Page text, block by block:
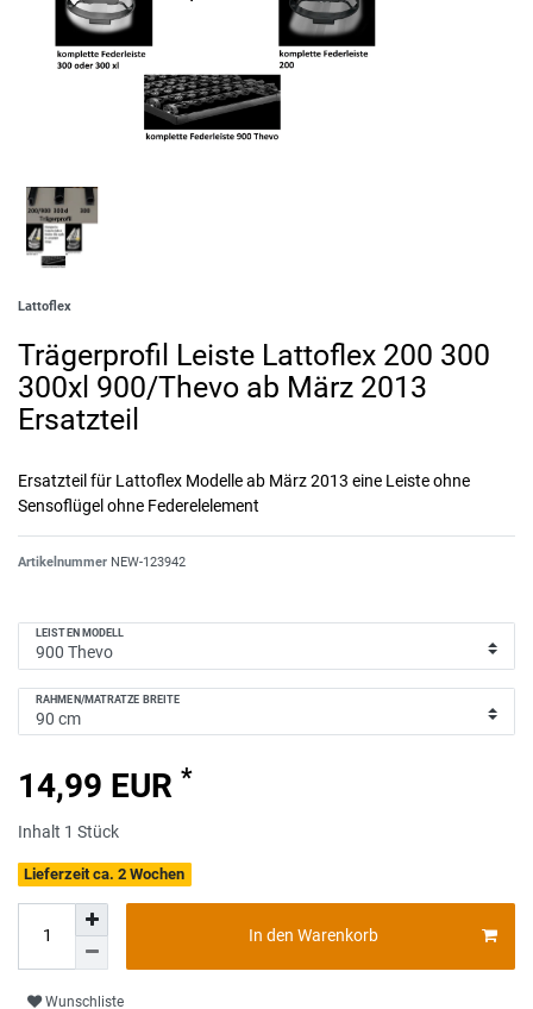
Lattoflex
Trägerprofil Leiste Lattoflex 200 300
300xl 900/Thevo ab März 2013
Ersatzteil
Ersatzteil für Lattoflex Modelle ab März 2013 eine Leiste ohne
Sensoflügel ohne Federelelement
Artikelnummer NEW-123942
LEISTEN MODELL
RAHMEN/MATRATZE BREITE
14,99 EUR *
Inhalt 1 Stück
Lieferzeit ca. 2 Wochen
In den Warenkorb
Wunschliste